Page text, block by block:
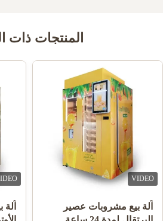
المنتجات ذات
VIDEO
آلة بيع مشروبات عصير